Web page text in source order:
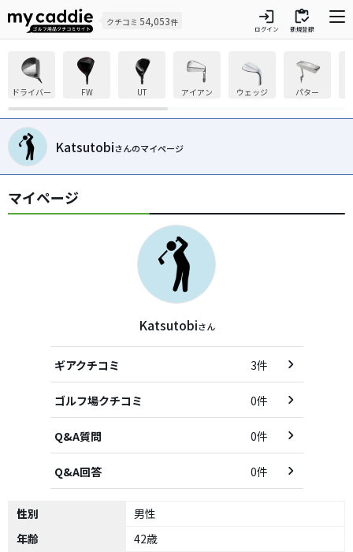
クチコミ 54,053件 login
ログイン
inventory
新規登録
ドライバー FW UT アイアン ウェッジ パター
Katsutobiさんのマイページ
マイページ
Katsutobiさん
ギアクチコミ 3件
ゴルフ場クチコミ 0件
Q&A質問 0件
Q&A回答 0件
性別
男性
年齢
42歳